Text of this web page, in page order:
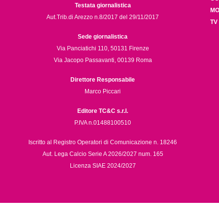
Testata giornalistica
Aut.Trib.di Arezzo n.8/2017 del 29/11/2017
Sede giornalistica
Via Panciatichi 110, 50131 Firenze
Via Jacopo Passavanti, 00139 Roma
Direttore Responsabile
Marco Piccari
Editore TC&C s.r.l.
P.IVA n.01488100510
Iscritto al Registro Operatori di Comunicazione n. 18246
Aut. Lega Calcio Serie A 2026/2027 num. 165
Licenza SIAE 2024/2027
TV